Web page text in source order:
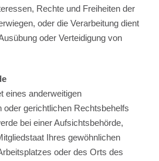
Rechte und Freiheiten der
oder die Verarbeitung dient
oder Verteidigung von
eines anderweitigen
oder gerichtlichen Rechtsbehelfs
bei einer Aufsichtsbehörde,
Ihres gewöhnlichen
oder des Orts des